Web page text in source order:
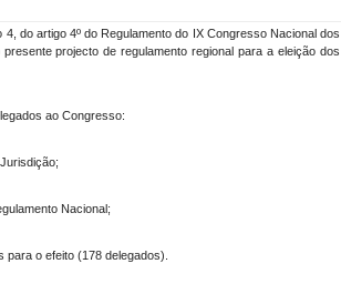
do artigo 4º do Regulamento do IX Congresso Nacional dos
projecto de regulamento regional para a eleição dos
ao Congresso:
Nacional;
o efeito (178 delegados).